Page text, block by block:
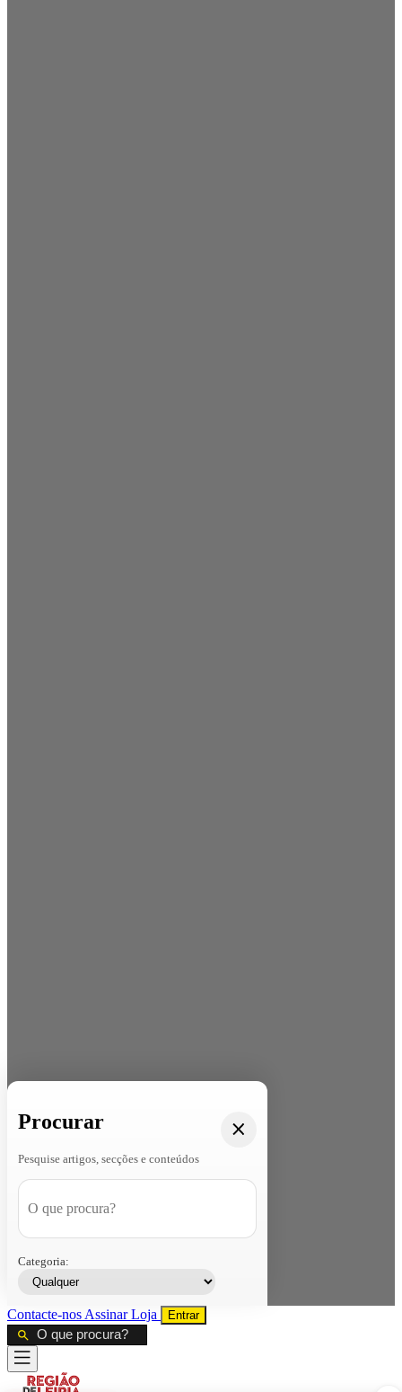
Procurar
Pesquise artigos, secções e conteúdos
Categoria:
Contacte-nos AssinarLoja Entrar